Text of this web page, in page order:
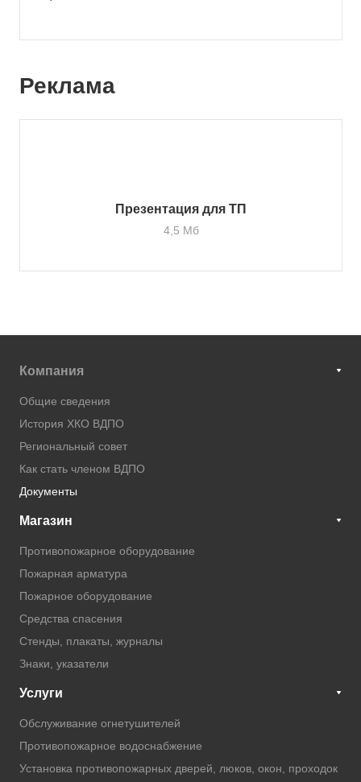
Реклама
Презентация для ТП
4,5 Мб
Компания
Общие сведения
История ХКО ВДПО
Региональный совет
Как стать членом ВДПО
Документы
Магазин
Противопожарное оборудование
Пожарная арматура
Пожарное оборудование
Средства спасения
Стенды, плакаты, журналы
Знаки, указатели
Услуги
Обслуживание огнетушителей
Противопожарное водоснабжение
Установка противопожарных дверей, люков, окон, проходок